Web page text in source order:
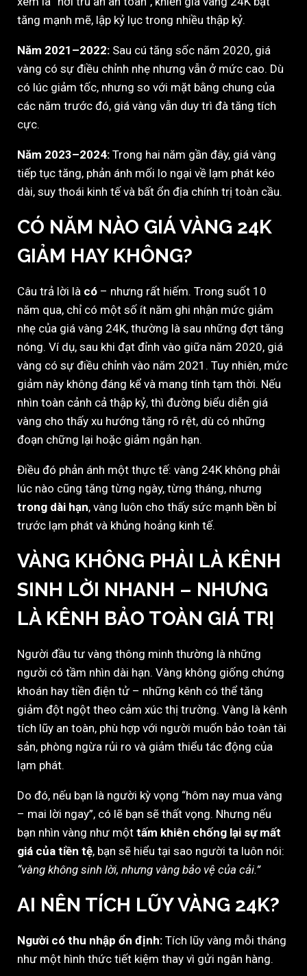
tăng mạnh mẽ, lập kỷ lục trong nhiều thập kỷ.
Năm 2021–2022: Sau cú tăng sốc năm 2020, giá
vàng có sự điều chỉnh nhẹ nhưng vẫn ở mức cao. Dù
có lúc giảm tốc, nhưng so với mặt bằng chung của
các năm trước đó, giá vàng vẫn duy trì đà tăng tích
cực.
Năm 2023–2024: Trong hai năm gần đây, giá vàng
tiếp tục tăng, phản ánh mối lo ngại về lạm phát kéo
dài, suy thoái kinh tế và bất ổn địa chính trị toàn cầu.
CÓ NĂM NÀO GIÁ VÀNG 24K
GIẢM HAY KHÔNG?
Câu trả lời là có – nhưng rất hiếm. Trong suốt 10
năm qua, chỉ có một số ít năm ghi nhận mức giảm
nhẹ của giá vàng 24K, thường là sau những đợt tăng
nóng. Ví dụ, sau khi đạt đỉnh vào giữa năm 2020, giá
vàng có sự điều chỉnh vào năm 2021. Tuy nhiên, mức
giảm này không đáng kể và mang tính tạm thời. Nếu
nhìn toàn cảnh cả thập kỷ, thì đường biểu diễn giá
vàng cho thấy xu hướng tăng rõ rệt, dù có những
đoạn chững lại hoặc giảm ngắn hạn.
Điều đó phản ánh một thực tế: vàng 24K không phải
lúc nào cũng tăng từng ngày, từng tháng, nhưng
trong dài hạn, vàng luôn cho thấy sức mạnh bền bỉ
trước lạm phát và khủng hoảng kinh tế.
VÀNG KHÔNG PHẢI LÀ KÊNH
SINH LỜI NHANH – NHƯNG
LÀ KÊNH BẢO TOÀN GIÁ TRỊ
Người đầu tư vàng thông minh thường là những
người có tầm nhìn dài hạn. Vàng không giống chứng
khoán hay tiền điện tử – những kênh có thể tăng
giảm đột ngột theo cảm xúc thị trường. Vàng là kênh
tích lũy an toàn, phù hợp với người muốn bảo toàn tài
sản, phòng ngừa rủi ro và giảm thiểu tác động của
lạm phát.
Do đó, nếu bạn là người kỳ vọng “hôm nay mua vàng
– mai lời ngay”, có lẽ bạn sẽ thất vọng. Nhưng nếu
bạn nhìn vàng như một tấm khiên chống lại sự mất
giá của tiền tệ, bạn sẽ hiểu tại sao người ta luôn nói:
“vàng không sinh lời, nhưng vàng bảo vệ của cải.”
AI NÊN TÍCH LŨY VÀNG 24K?
Người có thu nhập ổn định: Tích lũy vàng mỗi tháng
như một hình thức tiết kiệm thay vì gửi ngân hàng.